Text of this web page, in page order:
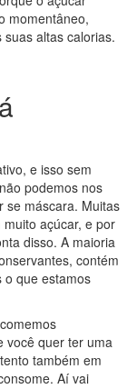
momentâneo,
altas calorias.
e isso sem
podemos nos
se máscara. Muitas
açúcar, e por
disso. A maioria
contém
o que estamos
você quer ter uma
também em
Aí vai